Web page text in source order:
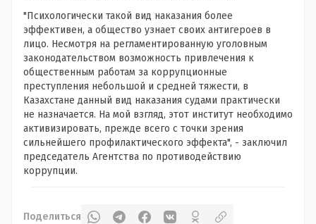
"Психологически такой вид наказания более
эффективен, а общество узнает своих антигероев в
лицо. Несмотря на регламентированную уголовным
законодательством возможность привлечения к
общественным работам за коррупционные
преступления небольшой и средней тяжести, в
Казахстане данный вид наказания судами практически
не назначается. На мой взгляд, этот институт необходимо
активизировать, прежде всего с точки зрения
сильнейшего профилактического эффекта", - заключил
председатель Агентства по противодействию
коррупции.
Поделиться